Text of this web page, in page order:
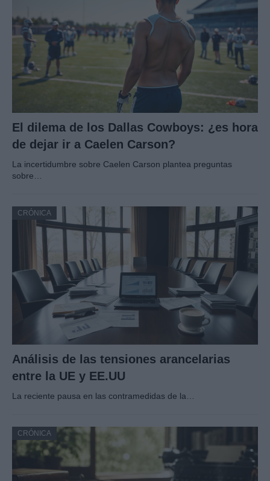
El dilema de los Dallas Cowboys: ¿es hora
de dejar ir a Caelen Carson?
La incertidumbre sobre Caelen Carson plantea preguntas
sobre…
CRÓNICA
Análisis de las tensiones arancelarias
entre la UE y EE.UU
La reciente pausa en las contramedidas de la…
CRÓNICA